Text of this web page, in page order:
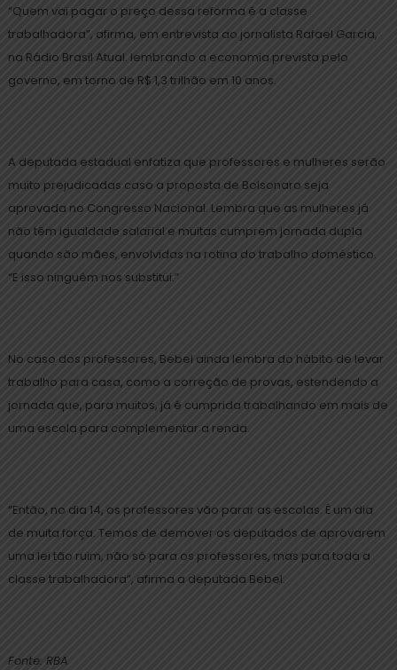
“Quem vai pagar o preço dessa reforma é a classe
trabalhadora”, afirma, em entrevista ao jornalista Rafael Garcia,
na Rádio Brasil Atual. lembrando a economia prevista pelo
governo, em torno de R$ 1,3 trilhão em 10 anos.
A deputada estadual enfatiza que professores e mulheres serão
muito prejudicadas caso a proposta de Bolsonaro seja
aprovada no Congresso Nacional. Lembra que as mulheres já
não têm igualdade salarial e muitas cumprem jornada dupla
quando são mães, envolvidas na rotina do trabalho doméstico.
“E isso ninguém nos substitui.”
No caso dos professores, Bebel ainda lembra do hábito de levar
trabalho para casa, como a correção de provas, estendendo a
jornada que, para muitos, já é cumprida trabalhando em mais de
uma escola para complementar a renda.
“Então, no dia 14, os professores vão parar as escolas. É um dia
de muita força. Temos de demover os deputados de aprovarem
uma lei tão ruim, não só para os professores, mas para toda a
classe trabalhadora”, afirma a deputada Bebel.
Fonte: RBA